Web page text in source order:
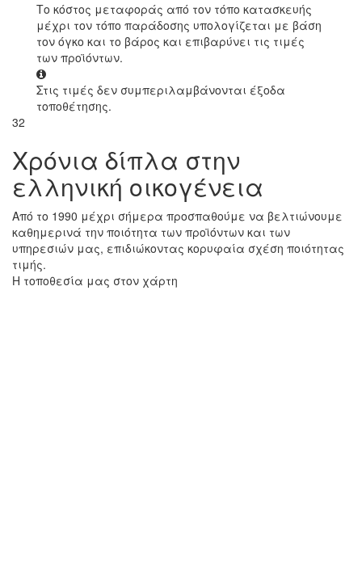
Το κόστος μεταφοράς από τον τόπο κατασκευής
μέχρι τον τόπο παράδοσης υπολογίζεται με βάση
τον όγκο και το βάρος και επιβαρύνει τις τιμές
των προϊόντων.
Στις τιμές δεν συμπεριλαμβάνονται έξοδα
τοποθέτησης.
32
Χρόνια δίπλα στην
ελληνική οικογένεια
Από το 1990 μέχρι σήμερα προσπαθούμε να βελτιώνουμε
καθημερινά την ποιότητα των προϊόντων και των
υπηρεσιών μας, επιδιώκοντας κορυφαία σχέση ποιότητας
τιμής.
Η τοποθεσία μας στον χάρτη